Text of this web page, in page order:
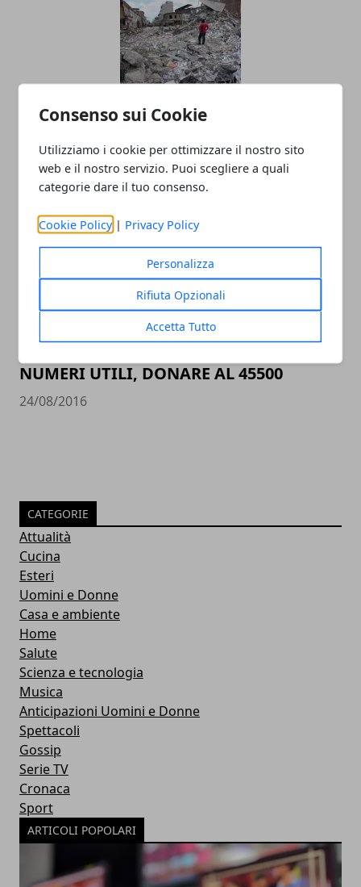
Consenso sui Cookie
Utilizziamo i cookie per ottimizzare il nostro sito
web e il nostro servizio. Puoi scegliere a quali
categorie dare il tuo consenso.
Cookie Policy | Privacy Policy
Personalizza
Rifiuta Opzionali
Accetta Tutto
Come Comportarsi In Caso Di
Terremoto?
25/08/2016
NUMERI UTILI, DONARE AL 45500
24/08/2016
CATEGORIE
Attualità
Cucina
Esteri
Uomini e Donne
Casa e ambiente
Home
Salute
Scienza e tecnologia
Musica
Anticipazioni Uomini e Donne
Spettacoli
Gossip
Serie TV
Cronaca
Sport
ARTICOLI POPOLARI